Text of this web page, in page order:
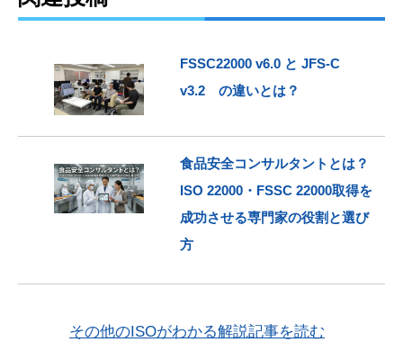
FSSC22000 v6.0 と JFS-C
v3.2 の違いとは？
食品安全コンサルタントとは？
ISO 22000・FSSC 22000取得を
成功させる専門家の役割と選び
方
その他のISOがわかる解説記事を読む